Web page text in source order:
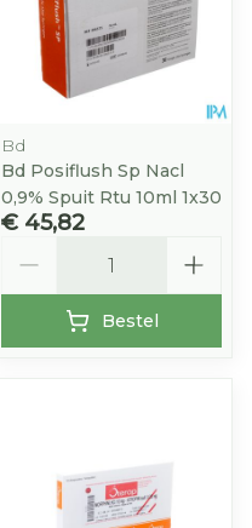
Bd
Bd Posiflush Sp Nacl
0,9% Spuit Rtu 10ml 1x30
€ 45,82
Bestel